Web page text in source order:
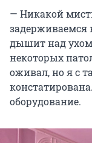
— Никакой
задерживаемся
дышит над
некоторых
оживал, но я с
оборудование.